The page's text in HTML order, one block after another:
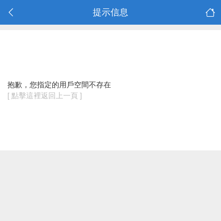
提示信息
抱歉，您指定的用戶空間不存在
[ 點擊這裡返回上一頁 ]